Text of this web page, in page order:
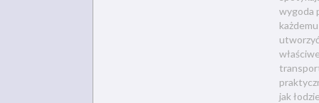
wygoda
jak